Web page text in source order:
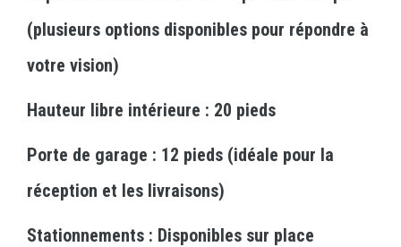
(plusieurs options disponibles pour répondre à
votre vision)
Hauteur libre intérieure : 20 pieds
Porte de garage : 12 pieds (idéale pour la
réception et les livraisons)
Stationnements : Disponibles sur place